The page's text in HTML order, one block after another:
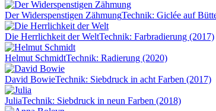
Der Widerspenstigen ZähmungTechnik: Giclée auf
Die Herrlichkeit der WeltTechnik: Farbradierung (2017)
Helmut SchmidtTechnik: Radierung (2020)
David BowieTechnik: Siebdruck in acht Farben (2017)
JuliaTechnik: Siebdruck in neun Farben (2018)